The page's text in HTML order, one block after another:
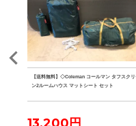
【送料無料】◇Coleman コールマン タフスクリ
ン2ルームハウス マットシート セット